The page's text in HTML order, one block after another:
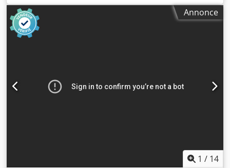
configuration d'essieux:4x2, empattement:4 310 mm,
carburant:
, cabine conducteur:
cabine courte
de vitesses:
chargement:2 320 mm
Équipement:ABS, chauffage de siège, climatisation,
Annonce
1 / 14